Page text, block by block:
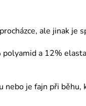
ale jinak
a 12%
je fajn při běhu,